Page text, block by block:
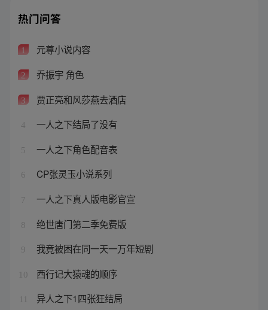
热门问答
1 元尊小说内容
2 乔振宇 角色
3 贾正亮和风莎燕去酒店
4 一人之下结局了没有
5 一人之下角色配音表
6 CP张灵玉小说系列
7 一人之下真人版电影官宣
8 绝世唐门第二季免费版
9 我竟被困在同一天一万年短剧
10 西行记大猿魂的顺序
异人之下1四张狂结局